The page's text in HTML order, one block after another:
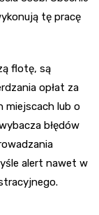
tę pracę
flotę, są
opłat za
miejscach lub o
błędów
alert nawet w